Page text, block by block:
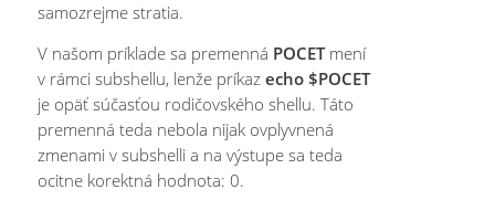
samozrejme stratia.
V našom príklade sa premenná POCETmení
v rámci subshellu, lenže príkazecho $POCET
je opäť súčasťou rodičovského shellu. Táto
premenná teda nebola nijak ovplyvnená
zmenami v subshelli a na výstupe sa teda
ocitne korektná hodnota: 0.